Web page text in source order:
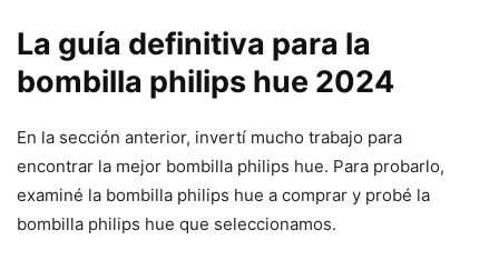
La guía definitiva para la
bombilla philips hue 2024
En la sección anterior, invertí mucho trabajo para
encontrar la mejor bombilla philips hue. Para probarlo,
examiné la bombilla philips hue a comprar y probé la
bombilla philips hue que seleccionamos.